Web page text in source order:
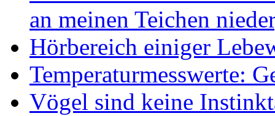
an meinen Teichen
Hörbereich einiger
Temperaturmesswerte:
Vögel sind keine